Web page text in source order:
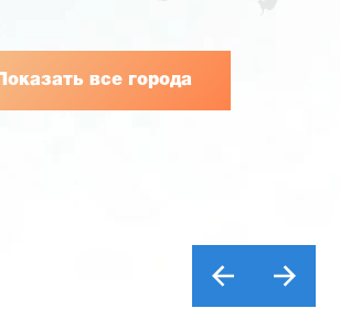
Показать все города